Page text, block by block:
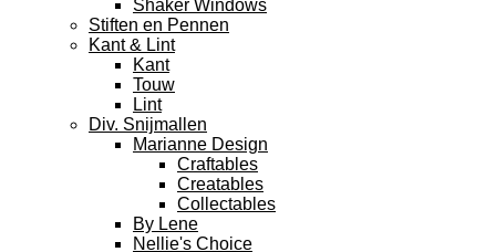
Shaker Windows
Stiften en Pennen
Kant & Lint
Kant
Touw
Lint
Div. Snijmallen
Marianne Design
Craftables
Creatables
Collectables
By Lene
Nellie's Choice